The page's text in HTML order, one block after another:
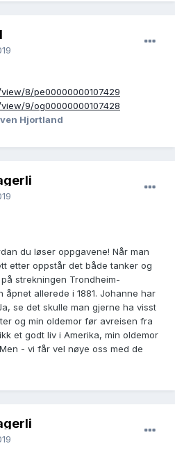
8/pe00000000107429
9/og00000000107428
Hjortland
du løser oppgavene! Når man
etter oppstår det både tanker og
strekningen Trondheim-
allerede i 1881. Johanne har
se det skulle man gjerne ha visst
og min oldemor før avreisen fra
et godt liv i Amerika, min oldemor
- vi får vel nøye oss med de